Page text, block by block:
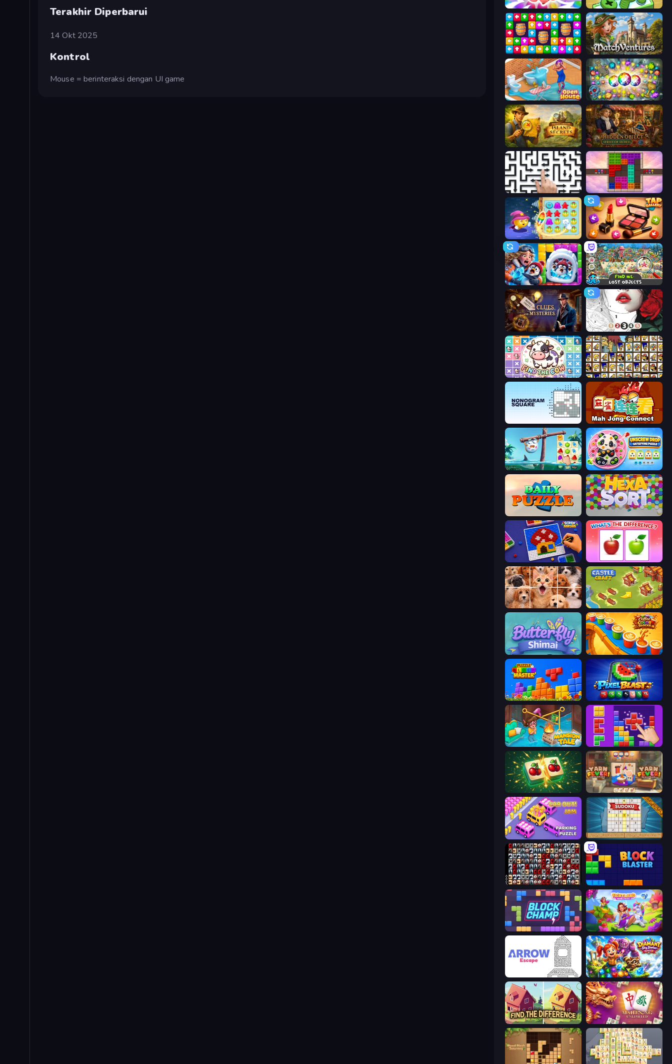
Terakhir Diperbarui
14 Okt 2025
Kontrol
Mouse = berinteraksi dengan UI game
Match Arena Screw Out: Bolts and Nuts
Tap Away Story MatchVentures
Open House Forgotten Treasure 2
Hidden Objects: Island Secrets Hidden Object: Street Of Secrets
Arrow Escape: Puzzle Color Cube Puzzle
Candy Riddles Tap Gallery
Captain Blast Find Me: Lost Objects
Hidden Object: Clues and Mysteries Numicolor
Find The Cow Tiles of the Simpsons
Mahjong Connect (Legacy)
Sugar Heroes Unscrew Drop: Satisfying Puzzle
Screw Sorting What's The Difference?
Jigpic Solitaire Castle Craft
Butterfly Shimai Coffee Color Blocks
Puzzle Block Master Pixel Blast
Mansion Tale: Merge Secrets BlockBuster Puzzle
Mahjong Puzzle: Tile Match Yarn Fever! Unravel Puzzle
Car OUT! Jam Parking Puzzle Sudoku Online
War Mahjong Block Blaster
Block Champ Fairyland Merge & Magic
Arrow Escape Diamant: Sky Stories Match 3
Find The Difference Mahjong Unlimited